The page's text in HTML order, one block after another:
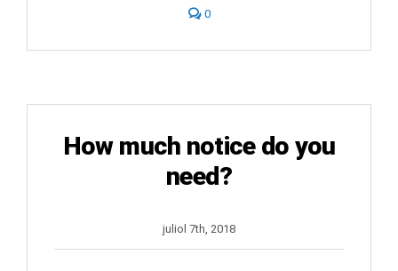
0comments
you
How much notice do you
need?
juliol 7th, 2018